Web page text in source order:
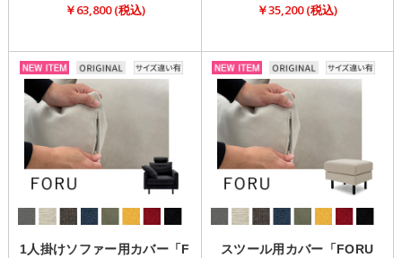
￥63,800 (税込) ￥35,200 (税込)
1人掛けソファー用カバー「F
スツール用カバー「FORU